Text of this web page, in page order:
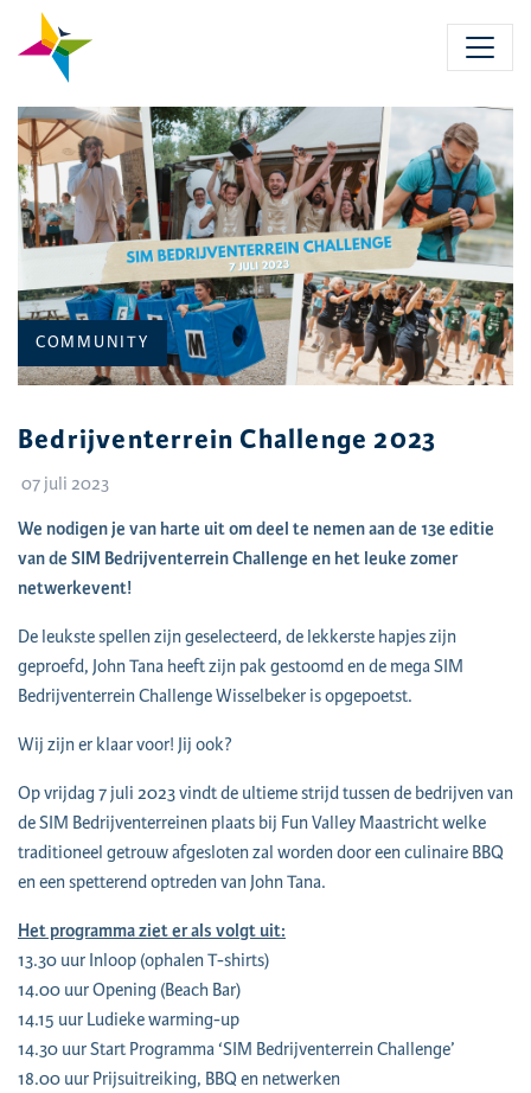
content
CATEGORIE:
COMMUNITY
Bedrijventerrein Challenge 2023
07 juli 2023
We nodigen je van harte uit om deel te nemen aan de 13e editie
van de SIM Bedrijventerrein Challenge en het leuke zomer
netwerkevent!
De leukste spellen zijn geselecteerd, de lekkerste hapjes zijn
geproefd, John Tana heeft zijn pak gestoomd en de mega SIM
Bedrijventerrein Challenge Wisselbeker is opgepoetst.
Wij zijn er klaar voor! Jij ook?
Op vrijdag 7 juli 2023 vindt de ultieme strijd tussen de bedrijven van
de SIM Bedrijventerreinen plaats bij Fun Valley Maastricht welke
traditioneel getrouw afgesloten zal worden door een culinaire BBQ
en een spetterend optreden van John Tana.
Het programma ziet er als volgt uit:
13.30 uur Inloop (ophalen T-shirts)
14.00 uur Opening (Beach Bar)
14.15 uur Ludieke warming-up
14.30 uur Start Programma ‘SIM Bedrijventerrein Challenge’
18.00 uur Prijsuitreiking, BBQ en netwerken